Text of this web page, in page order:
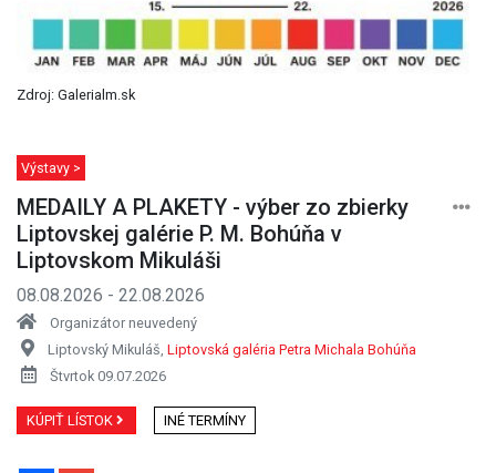
Zdroj: Galerialm.sk
Výstavy >
MEDAILY A PLAKETY - výber zo zbierky
Liptovskej galérie P. M. Bohúňa v
Liptovskom Mikuláši
08.08.2026 - 22.08.2026
Organizátor neuvedený
Liptovský Mikuláš, Liptovská galéria Petra Michala Bohúňa
Štvrtok 09.07.2026
KÚPIŤ LÍSTOK INÉ TERMÍNY